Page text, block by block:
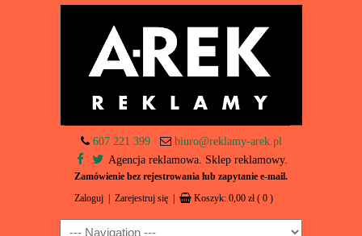
607 221 399
biuro@reklamy-arek.pl
Agencja reklamowa. Sklep reklamowy.
Zamówienie bez rejestrowania lub zapytanie e-mail.
Zaloguj Zarejestruj się Koszyk: 0,00 zł ( 0 )
Navigation